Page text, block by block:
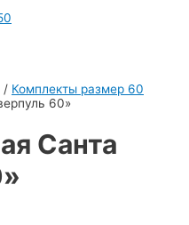
/ Комплекты размер 60
60»
Санта